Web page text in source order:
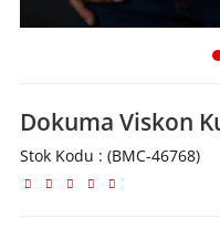
Dokuma Viskon
Stok Kodu (BMC-46768)